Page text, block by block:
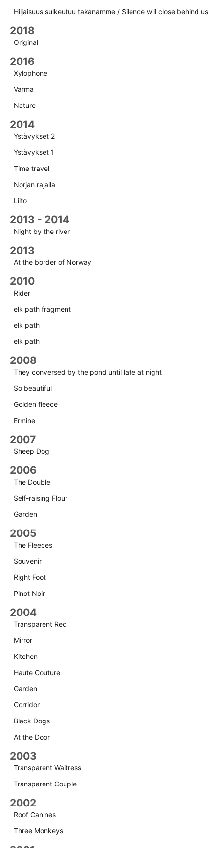
Hiljaisuus sulkeutuu takanamme / Silence will close behind us
2018
Original
2016
Xylophone
Varma
Nature
2014
Ystävykset 2
Ystävykset 1
Time travel
Norjan rajalla
Liito
2013 - 2014
Night by the river
2013
At the border of Norway
2010
Rider
elk path fragment
elk path
elk path
2008
They conversed by the pond until late at night
So beautiful
Golden fleece
Ermine
2007
Sheep Dog
2006
The Double
Self-raising Flour
Garden
2005
The Fleeces
Souvenir
Right Foot
Pinot Noir
2004
Transparent Red
Mirror
Kitchen
Haute Couture
Garden
Corridor
Black Dogs
At the Door
2003
Transparent Waitress
Transparent Couple
2002
Roof Canines
Three Monkeys